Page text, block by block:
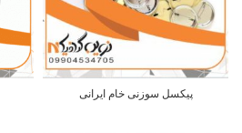
پیکسل سوزنی خام ایرانی